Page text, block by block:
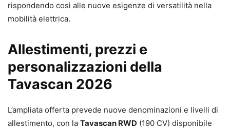
rispondendo così alle nuove esigenze di versatilità nella
mobilità elettrica.
Allestimenti, prezzi e
personalizzazioni della
Tavascan 2026
L’ampliata offerta prevede nuove denominazioni e livelli di
allestimento, con la Tavascan RWD (190 CV) disponibile